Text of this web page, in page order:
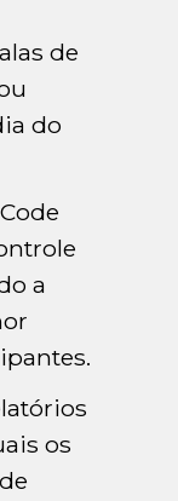
de
do
a
os